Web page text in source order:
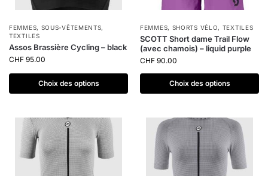
FEMMES, SOUS-VÊTEMENTS,
TEXTILES
Assos Brassière Cycling – black
CHF 95.00
Choix des options
FEMMES, SHORTS VÉLO, TEXTILES
SCOTT Short dame Trail Flow
(avec chamois) – liquid purple
CHF 90.00
Choix des options